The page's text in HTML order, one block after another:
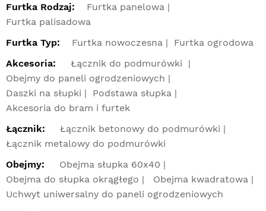
Furtka Rodzaj:
Furtka panelowa
Furtka palisadowa
Furtka Typ:
Furtka nowoczesna
Furtka ogrodowa
Akcesoria:
Łącznik do podmurówki
Obejmy do paneli ogrodzeniowych
Daszki na słupki
Podstawa słupka
Akcesoria do bram i furtek
Łącznik:
Łącznik betonowy do podmurówki
Łącznik metalowy do podmurówki
Obejmy:
Obejma słupka 60x40
Obejma do słupka okrągłego
Obejma kwadratowa
Uchwyt uniwersalny do paneli ogrodzeniowych